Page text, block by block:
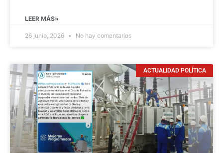
LEER MÁS»
26 junio, 2026 No hay comentarios
ACTUALIDAD POLÍTICA